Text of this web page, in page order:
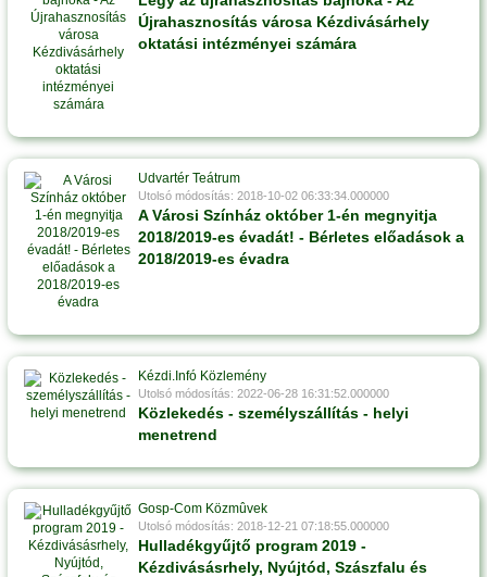
Újrahasznosítás városa Kézdivásárhely
oktatási intézményei számára
Udvartér Teátrum
Utolsó módosítás: 2018-10-02 06:33:34.000000
A Városi Színház október 1-én megnyitja
2018/2019-es évadát! - Bérletes előadások a
2018/2019-es évadra
Kézdi.Infó Közlemény
Utolsó módosítás: 2022-06-28 16:31:52.000000
Közlekedés - személyszállítás - helyi
menetrend
Gosp-Com Közmûvek
Utolsó módosítás: 2018-12-21 07:18:55.000000
Hulladékgyűjtő program 2019 -
Kézdivásásrhely, Nyújtód, Szászfalu és